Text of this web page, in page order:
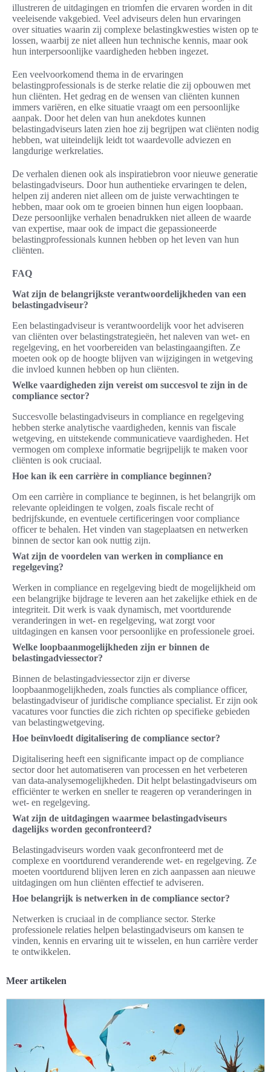
illustreren de uitdagingen en triomfen die ervaren worden in dit
veeleisende vakgebied. Veel adviseurs delen hun ervaringen
over situaties waarin zij complexe belastingkwesties wisten op te
lossen, waarbij ze niet alleen hun technische kennis, maar ook
hun interpersoonlijke vaardigheden hebben ingezet.
Een veelvoorkomend thema in de ervaringen
belastingprofessionals is de sterke relatie die zij opbouwen met
hun cliënten. Het gedrag en de wensen van cliënten kunnen
immers variëren, en elke situatie vraagt om een persoonlijke
aanpak. Door het delen van hun anekdotes kunnen
belastingadviseurs laten zien hoe zij begrijpen wat cliënten nodig
hebben, wat uiteindelijk leidt tot waardevolle adviezen en
langdurige werkrelaties.
De verhalen dienen ook als inspiratiebron voor nieuwe generatie
belastingadviseurs. Door hun authentieke ervaringen te delen,
helpen zij anderen niet alleen om de juiste verwachtingen te
hebben, maar ook om te groeien binnen hun eigen loopbaan.
Deze persoonlijke verhalen benadrukken niet alleen de waarde
van expertise, maar ook de impact die gepassioneerde
belastingprofessionals kunnen hebben op het leven van hun
cliënten.
FAQ
Wat zijn de belangrijkste verantwoordelijkheden van een
belastingadviseur?
Een belastingadviseur is verantwoordelijk voor het adviseren
van cliënten over belastingstrategieën, het naleven van wet- en
regelgeving, en het voorbereiden van belastingaangiften. Ze
moeten ook op de hoogte blijven van wijzigingen in wetgeving
die invloed kunnen hebben op hun cliënten.
Welke vaardigheden zijn vereist om succesvol te zijn in de
compliance sector?
Succesvolle belastingadviseurs in compliance en regelgeving
hebben sterke analytische vaardigheden, kennis van fiscale
wetgeving, en uitstekende communicatieve vaardigheden. Het
vermogen om complexe informatie begrijpelijk te maken voor
cliënten is ook cruciaal.
Hoe kan ik een carrière in compliance beginnen?
Om een carrière in compliance te beginnen, is het belangrijk om
relevante opleidingen te volgen, zoals fiscale recht of
bedrijfskunde, en eventuele certificeringen voor compliance
officer te behalen. Het vinden van stageplaatsen en netwerken
binnen de sector kan ook nuttig zijn.
Wat zijn de voordelen van werken in compliance en
regelgeving?
Werken in compliance en regelgeving biedt de mogelijkheid om
een belangrijke bijdrage te leveren aan het zakelijke ethiek en de
integriteit. Dit werk is vaak dynamisch, met voortdurende
veranderingen in wet- en regelgeving, wat zorgt voor
uitdagingen en kansen voor persoonlijke en professionele groei.
Welke loopbaanmogelijkheden zijn er binnen de
belastingadviessector?
Binnen de belastingadviessector zijn er diverse
loopbaanmogelijkheden, zoals functies als compliance officer,
belastingadviseur of juridische compliance specialist. Er zijn ook
vacatures voor functies die zich richten op specifieke gebieden
van belastingwetgeving.
Hoe beïnvloedt digitalisering de compliance sector?
Digitalisering heeft een significante impact op de compliance
sector door het automatiseren van processen en het verbeteren
van data-analysemogelijkheden. Dit helpt belastingadviseurs om
efficiënter te werken en sneller te reageren op veranderingen in
wet- en regelgeving.
Wat zijn de uitdagingen waarmee belastingadviseurs
dagelijks worden geconfronteerd?
Belastingadviseurs worden vaak geconfronteerd met de
complexe en voortdurend veranderende wet- en regelgeving. Ze
moeten voortdurend blijven leren en zich aanpassen aan nieuwe
uitdagingen om hun cliënten effectief te adviseren.
Hoe belangrijk is netwerken in de compliance sector?
Netwerken is cruciaal in de compliance sector. Sterke
professionele relaties helpen belastingadviseurs om kansen te
vinden, kennis en ervaring uit te wisselen, en hun carrière verder
te ontwikkelen.
Meer artikelen